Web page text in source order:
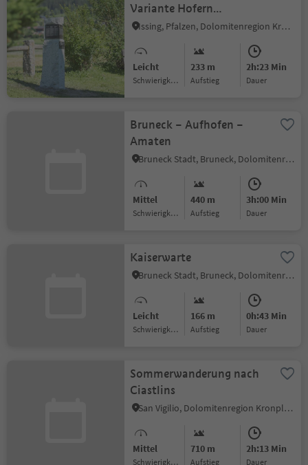
Variante Hofern
Bushaltestelle
Issing, Pfalzen, Dolomitenregion Kronplatz
Leicht
Schwierigkeitsgrad
233 m
Aufstieg
2h:23 Min
Dauer
Bruneck – Aufhofen –
Amaten
Bruneck Stadt, Bruneck, Dolomitenregion Kronplatz
Mittel
Schwierigkeitsgrad
440 m
Aufstieg
3h:00 Min
Dauer
Kaiserwarte
Bruneck Stadt, Bruneck, Dolomitenregion Kronplatz
Leicht
Schwierigkeitsgrad
166 m
Aufstieg
0h:43 Min
Dauer
Sommerwanderung nach
Ciastlins
San Vigilio, Dolomitenregion Kronplatz
Mittel
Schwierigkeitsgrad
710 m
Aufstieg
2h:13 Min
Dauer